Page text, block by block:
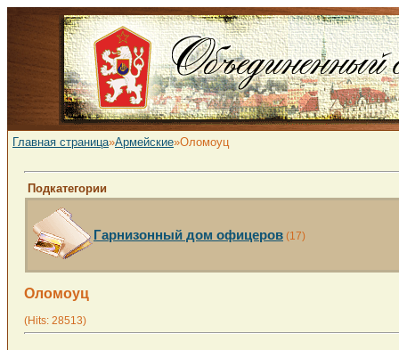
Главная страница»Армейские»Оломоуц
Подкатегории
Гарнизонный дом офицеров (17)
Оломоуц
(Hits: 28513)